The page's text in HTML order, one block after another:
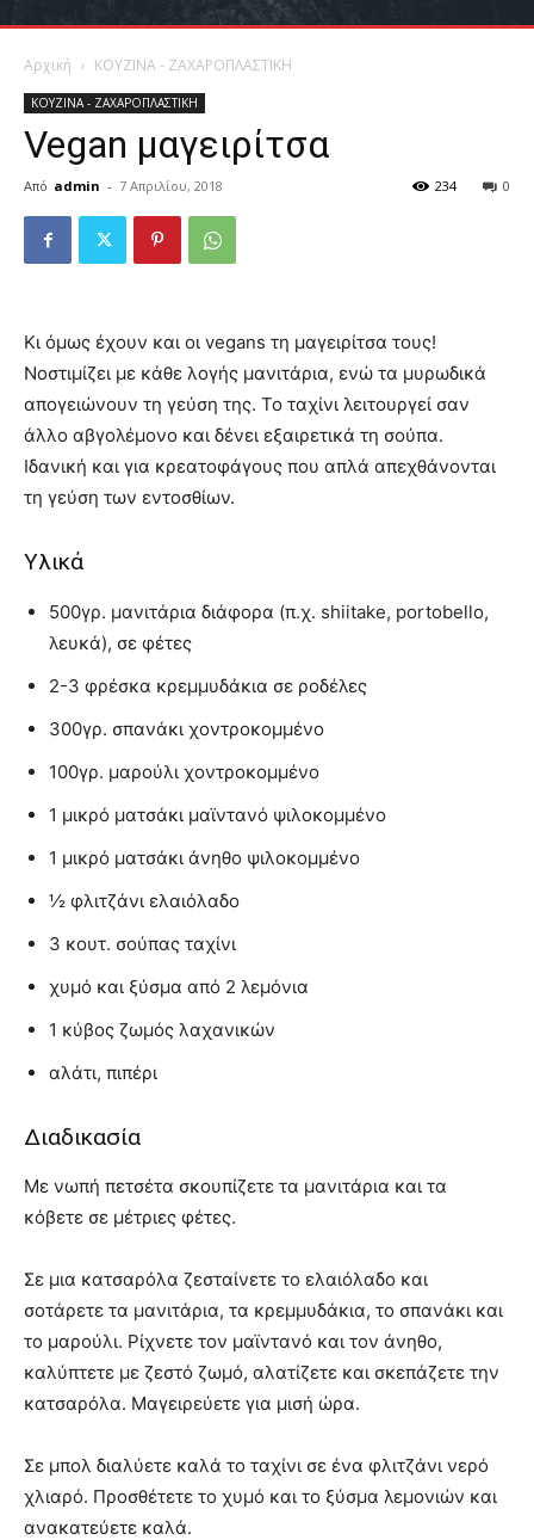
Αρχική ΚΟΥΖΙΝΑ - ΖΑΧΑΡΟΠΛΑΣΤΙΚΗ
ΚΟΥΖΙΝΑ - ΖΑΧΑΡΟΠΛΑΣΤΙΚΗ
Vegan μαγειρίτσα
Από admin - 7 Απριλίου, 2018 0
234
Κι όμως έχουν και οι vegans τη μαγειρίτσα τους!
Νοστιμίζει με κάθε λογής μανιτάρια, ενώ τα μυρωδικά
απογειώνουν τη γεύση της. Το ταχίνι λειτουργεί σαν
άλλο αβγολέμονο και δένει εξαιρετικά τη σούπα.
Ιδανική και για κρεατοφάγους που απλά απεχθάνονται
τη γεύση των εντοσθίων.
Υλικά
500γρ. μανιτάρια διάφορα (π.χ. shiitake, portobello,
λευκά), σε φέτες
2-3 φρέσκα κρεμμυδάκια σε ροδέλες
300γρ. σπανάκι χοντροκομμένο
100γρ. μαρούλι χοντροκομμένο
1 μικρό ματσάκι μαϊντανό ψιλοκομμένο
1 μικρό ματσάκι άνηθο ψιλοκομμένο
½ φλιτζάνι ελαιόλαδο
3 κουτ. σούπας ταχίνι
χυμό και ξύσμα από 2 λεμόνια
1 κύβος ζωμός λαχανικών
αλάτι, πιπέρι
Διαδικασία
Με νωπή πετσέτα σκουπίζετε τα μανιτάρια και τα
κόβετε σε μέτριες φέτες.
Σε μια κατσαρόλα ζεσταίνετε το ελαιόλαδο και
σοτάρετε τα μανιτάρια, τα κρεμμυδάκια, το σπανάκι και
το μαρούλι. Ρίχνετε τον μαϊντανό και τον άνηθο,
καλύπτετε με ζεστό ζωμό, αλατίζετε και σκεπάζετε την
κατσαρόλα. Μαγειρεύετε για μισή ώρα.
Σε μπολ διαλύετε καλά το ταχίνι σε ένα φλιτζάνι νερό
χλιαρό. Προσθέτετε το χυμό και το ξύσμα λεμονιών και
ανακατεύετε καλά.